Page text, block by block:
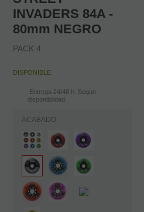
INVADERS 84A -
80mm NEGRO
PACK 4
DISPONIBLE
Entrega 24/48 h. Según
disponibilidad.
ACABADO